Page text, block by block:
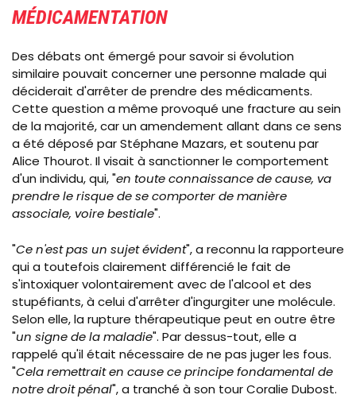
MÉDICAMENTATION
Des débats ont émergé pour savoir si évolution
similaire pouvait concerner une personne malade qui
déciderait d'arrêter de prendre des médicaments.
Cette question a même provoqué une fracture au sein
de la majorité, car un amendement allant dans ce sens
a été déposé par Stéphane Mazars, et soutenu par
Alice Thourot. Il visait à sanctionner le comportement
d'un individu, qui, "en toute connaissance de cause, va
prendre le risque de se comporter de manière
associale, voire bestiale".
"Ce n'est pas un sujet évident", a reconnu la rapporteure
qui a toutefois clairement différencié le fait de
s'intoxiquer volontairement avec de l'alcool et des
stupéfiants, à celui d'arrêter d'ingurgiter une molécule.
Selon elle, la rupture thérapeutique peut en outre être
"un signe de la maladie". Par dessus-tout, elle a
rappelé qu'il était nécessaire de ne pas juger les fous.
"Cela remettrait en cause ce principe fondamental de
notre droit pénal", a tranché à son tour Coralie Dubost.